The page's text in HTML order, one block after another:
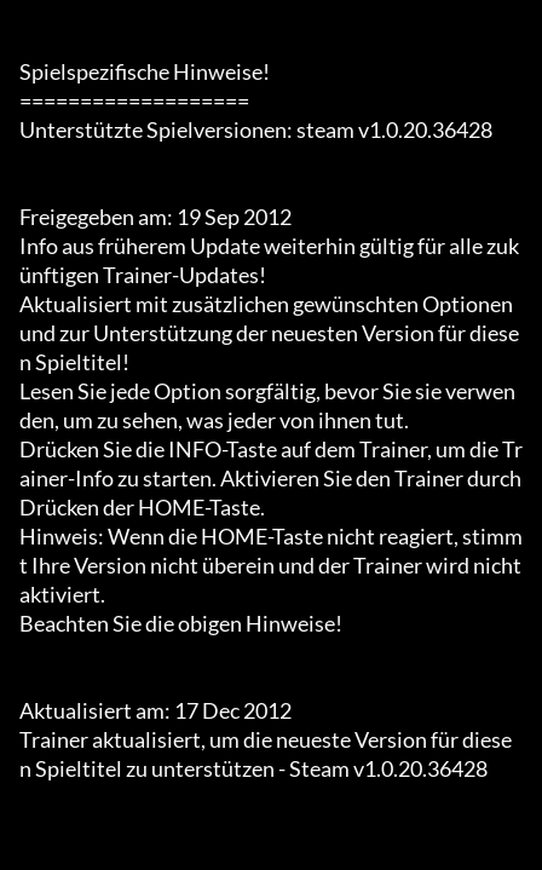
Spielspezifische Hinweise!
===================
Unterstützte Spielversionen: steam v1.0.20.36428
Freigegeben am: 19 Sep 2012
Info aus früherem Update weiterhin gültig für alle zuk
ünftigen Trainer-Updates!
Aktualisiert mit zusätzlichen gewünschten Optionen
und zur Unterstützung der neuesten Version für diese
n Spieltitel!
Lesen Sie jede Option sorgfältig, bevor Sie sie verwen
den, um zu sehen, was jeder von ihnen tut.
Drücken Sie die INFO-Taste auf dem Trainer, um die Tr
ainer-Info zu starten. Aktivieren Sie den Trainer durch
Drücken der HOME-Taste.
Hinweis: Wenn die HOME-Taste nicht reagiert, stimm
t Ihre Version nicht überein und der Trainer wird nicht
aktiviert.
Beachten Sie die obigen Hinweise!
Aktualisiert am: 17 Dec 2012
Trainer aktualisiert, um die neueste Version für diese
n Spieltitel zu unterstützen - Steam v1.0.20.36428